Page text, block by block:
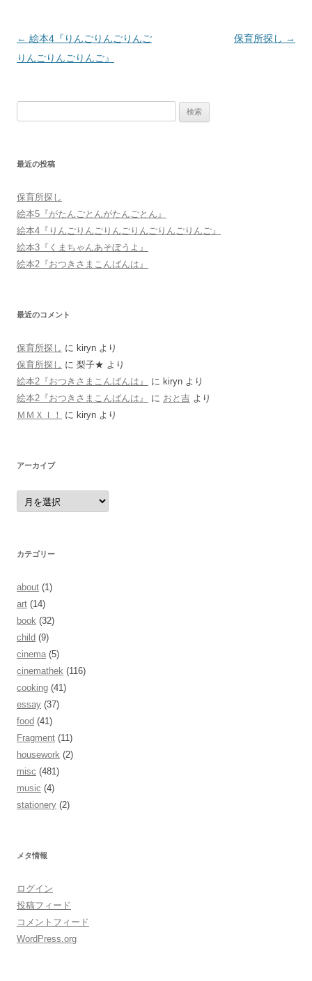
投
稿
ン
← 絵本4『りんごりんごりんご
りんごりんごりんご』
保育所探し →
最近の投稿
保育所探し
絵本5『がたんごとんがたんごとん』
絵本4『りんごりんごりんごりんごりんごりんご』
絵本3『くまちゃんあそぼうよ』
絵本2『おつきさまこんばんは』
最近のコメント
保育所探し に kiryn より
保育所探し に 梨子★ より
絵本2『おつきさまこんばんは』
に kiryn より
絵本2『おつきさまこんばんは』
に おと吉 より
ＭＭＸＩ！
に kiryn より
アーカイブ
ア
ー
カ
カテゴリー
about (1)
art (14)
book (32)
child (9)
cinema (5)
cinemathek (116)
cooking (41)
essay (37)
food (41)
Fragment (11)
housework (2)
misc (481)
music (4)
stationery (2)
メタ情報
ログイン
投稿フィード
コメントフィード
WordPress.org